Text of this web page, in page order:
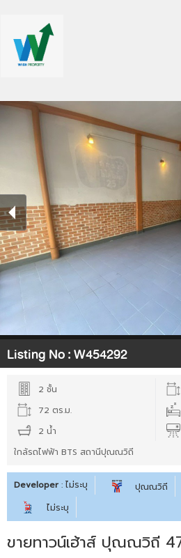
Listing No :W454292
2 ชั้น
72 ตร.ม.
2 น้ำ
ใกล้รถไฟฟ้า BTS สถานีปุณณวิถี
Developer : ไม่ระบุ ปุณณวิถี
ไม่ระบุ
ขายทาวน์เฮ้าส์ ปุณณวิถี